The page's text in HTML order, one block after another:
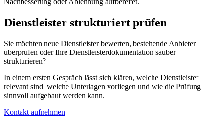
Nachbesserung oder Ablehnung aufbereitet.
Dienstleister strukturiert prüfen
Sie möchten neue Dienstleister bewerten, bestehende Anbieter
überprüfen oder Ihre Dienstleisterdokumentation sauber
strukturieren?
In einem ersten Gespräch lässt sich klären, welche Dienstleister
relevant sind, welche Unterlagen vorliegen und wie die Prüfung
sinnvoll aufgebaut werden kann.
Kontakt aufnehmen